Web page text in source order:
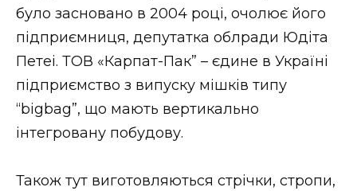
ЗАКАРПАТСЬКІ НОВИНИ
НОВИНИ ЗАХІДНОЇ УКРАЇНИ
ФОТО
було засновано в 2004 році, очолює його
підприємниця, депутатка облради Юдіта
Петеі. ТОВ «Карпат-Пак” – єдине в Україні
підприємство з випуску мішків типу
“bigbag”, що мають вертикально
інтегровану побудову.
Також тут виготовляються стрічки, стропи,